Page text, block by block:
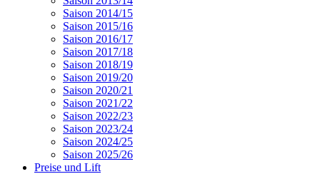
Saison 2014/15
Saison 2015/16
Saison 2016/17
Saison 2017/18
Saison 2018/19
Saison 2019/20
Saison 2020/21
Saison 2021/22
Saison 2022/23
Saison 2023/24
Saison 2024/25
Saison 2025/26
Preise und Lift